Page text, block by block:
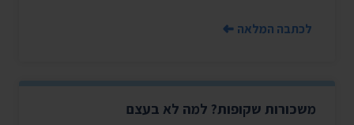
לכתבה המלאה
משכורות שקופות? למה לא בעצם